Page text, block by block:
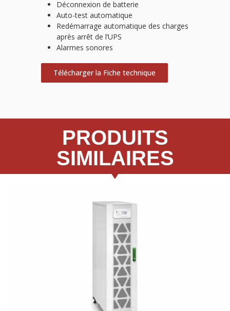
Déconnexion de batterie
Auto-test automatique
Redémarrage automatique des charges
après arrêt de l’UPS
Alarmes sonores
Télécharger la Fiche technique
PRODUITS
SIMILAIRES